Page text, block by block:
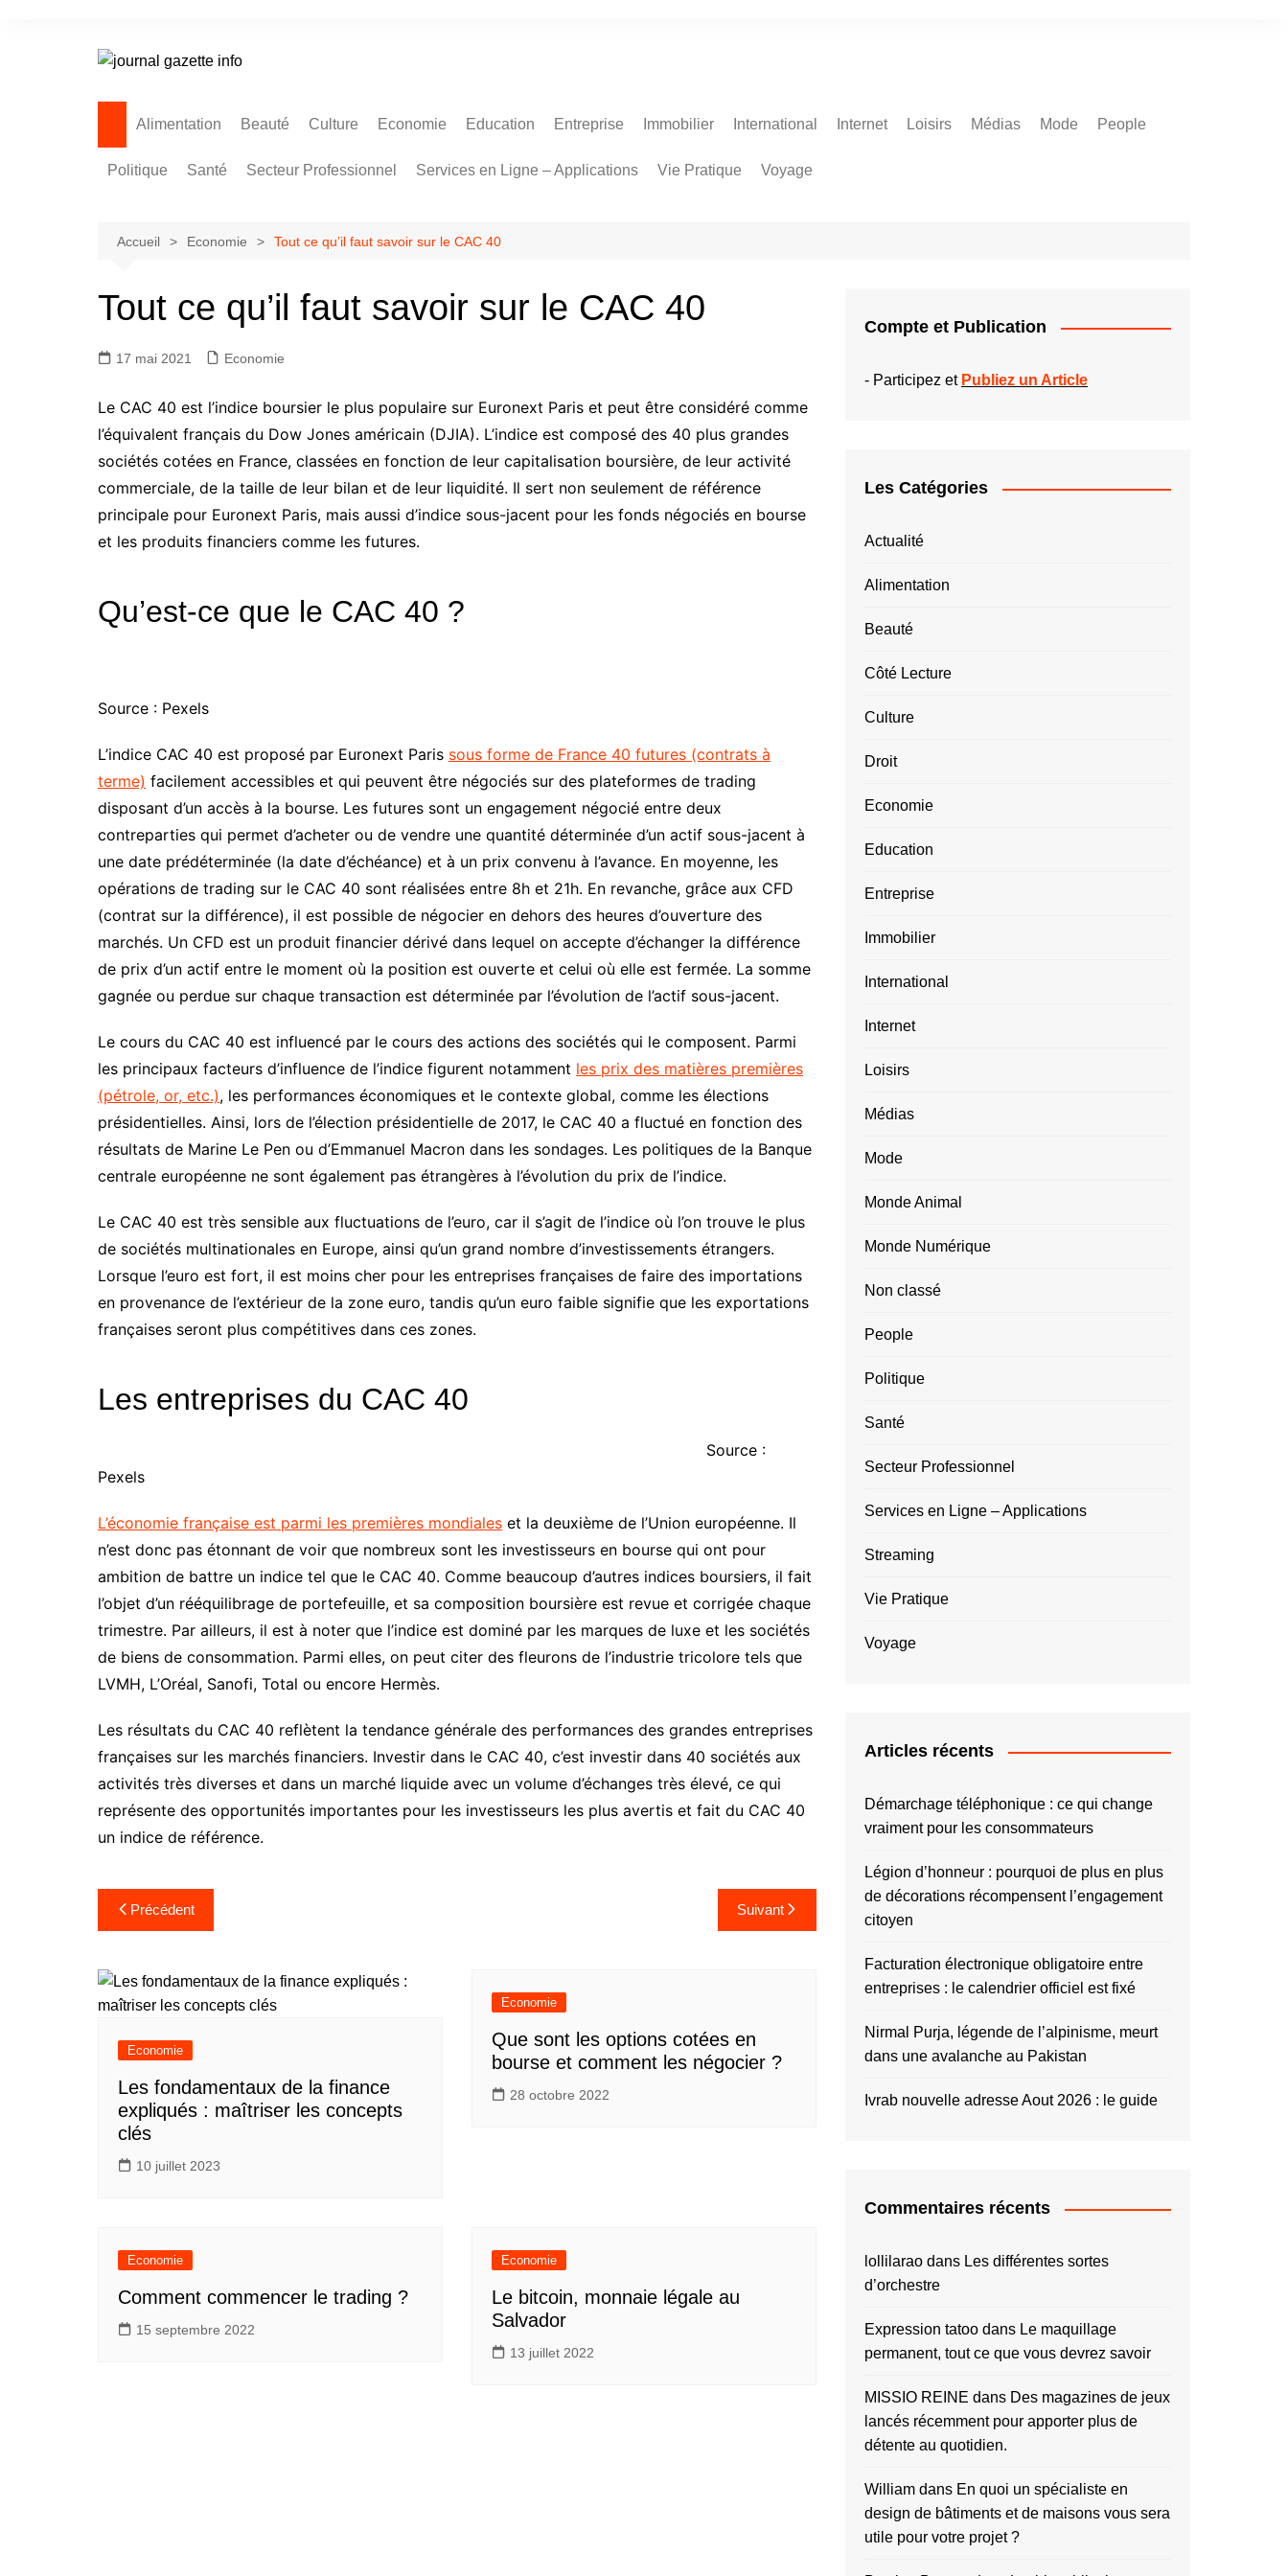
Alimentation Beauté Culture Economie Education Entreprise Immobilier International Internet Loisirs Médias Mode People
Politique Santé Secteur Professionnel Services en Ligne – Applications Vie Pratique Voyage
Accueil Economie Tout ce qu’il faut savoir sur le CAC 40
Tout ce qu’il faut savoir sur le CAC 40
17 mai 2021 Economie
Le CAC 40 est l’indice boursier le plus populaire sur Euronext Paris et peut être considéré comme
l’équivalent français du Dow Jones américain (DJIA). L’indice est composé des 40 plus grandes
sociétés cotées en France, classées en fonction de leur capitalisation boursière, de leur activité
commerciale, de la taille de leur bilan et de leur liquidité. Il sert non seulement de référence
principale pour Euronext Paris, mais aussi d’indice sous-jacent pour les fonds négociés en bourse
et les produits financiers comme les futures.
Qu’est-ce que le CAC 40 ?
Source : Pexels
L’indice CAC 40 est proposé par Euronext Paris sous forme de France 40 futures (contrats à
terme) facilement accessibles et qui peuvent être négociés sur des plateformes de trading
disposant d’un accès à la bourse. Les futures sont un engagement négocié entre deux
contreparties qui permet d’acheter ou de vendre une quantité déterminée d’un actif sous-jacent à
une date prédéterminée (la date d’échéance) et à un prix convenu à l’avance. En moyenne, les
opérations de trading sur le CAC 40 sont réalisées entre 8h et 21h. En revanche, grâce aux CFD
(contrat sur la différence), il est possible de négocier en dehors des heures d’ouverture des
marchés. Un CFD est un produit financier dérivé dans lequel on accepte d’échanger la différence
de prix d’un actif entre le moment où la position est ouverte et celui où elle est fermée. La somme
gagnée ou perdue sur chaque transaction est déterminée par l’évolution de l’actif sous-jacent.
Le cours du CAC 40 est influencé par le cours des actions des sociétés qui le composent. Parmi
les principaux facteurs d’influence de l’indice figurent notamment les prix des matières premières
(pétrole, or, etc.), les performances économiques et le contexte global, comme les élections
présidentielles. Ainsi, lors de l’élection présidentielle de 2017, le CAC 40 a fluctué en fonction des
résultats de Marine Le Pen ou d’Emmanuel Macron dans les sondages. Les politiques de la Banque
centrale européenne ne sont également pas étrangères à l’évolution du prix de l’indice.
Le CAC 40 est très sensible aux fluctuations de l’euro, car il s’agit de l’indice où l’on trouve le plus
de sociétés multinationales en Europe, ainsi qu’un grand nombre d’investissements étrangers.
Lorsque l’euro est fort, il est moins cher pour les entreprises françaises de faire des importations
en provenance de l’extérieur de la zone euro, tandis qu’un euro faible signifie que les exportations
françaises seront plus compétitives dans ces zones.
Les entreprises du CAC 40
Source :
Pexels
L’économie française est parmi les premières mondiales et la deuxième de l’Union européenne. Il
n’est donc pas étonnant de voir que nombreux sont les investisseurs en bourse qui ont pour
ambition de battre un indice tel que le CAC 40. Comme beaucoup d’autres indices boursiers, il fait
l’objet d’un rééquilibrage de portefeuille, et sa composition boursière est revue et corrigée chaque
trimestre. Par ailleurs, il est à noter que l’indice est dominé par les marques de luxe et les sociétés
de biens de consommation. Parmi elles, on peut citer des fleurons de l’industrie tricolore tels que
LVMH, L’Oréal, Sanofi, Total ou encore Hermès.
Les résultats du CAC 40 reflètent la tendance générale des performances des grandes entreprises
françaises sur les marchés financiers. Investir dans le CAC 40, c’est investir dans 40 sociétés aux
activités très diverses et dans un marché liquide avec un volume d’échanges très élevé, ce qui
représente des opportunités importantes pour les investisseurs les plus avertis et fait du CAC 40
un indice de référence.
Navigation
de
l’article
Précédent Suivant
Economie
Les fondamentaux de la finance
expliqués : maîtriser les concepts
clés
10 juillet 2023
Economie
Que sont les options cotées en
bourse et comment les négocier ?
28 octobre 2022
Economie
Comment commencer le trading ?
15 septembre 2022
Economie
Le bitcoin, monnaie légale au
Salvador
13 juillet 2022
Compte et Publication
- Participez et Publiez un Article
Les Catégories
Actualité
Alimentation
Beauté
Côté Lecture
Culture
Droit
Economie
Education
Entreprise
Immobilier
International
Internet
Loisirs
Médias
Mode
Monde Animal
Monde Numérique
Non classé
People
Politique
Santé
Secteur Professionnel
Services en Ligne – Applications
Streaming
Vie Pratique
Voyage
Articles récents
Démarchage téléphonique : ce qui change
vraiment pour les consommateurs
Légion d’honneur : pourquoi de plus en plus
de décorations récompensent l’engagement
citoyen
Facturation électronique obligatoire entre
entreprises : le calendrier officiel est fixé
Nirmal Purja, légende de l’alpinisme, meurt
dans une avalanche au Pakistan
Ivrab nouvelle adresse Aout 2026 : le guide
Commentaires récents
lollilarao dans Les différentes sortes
d’orchestre
Expression tatoo dans Le maquillage
permanent, tout ce que vous devrez savoir
MISSIO REINE dans Des magazines de jeux
lancés récemment pour apporter plus de
détente au quotidien.
William dans En quoi un spécialiste en
design de bâtiments et de maisons vous sera
utile pour votre projet ?